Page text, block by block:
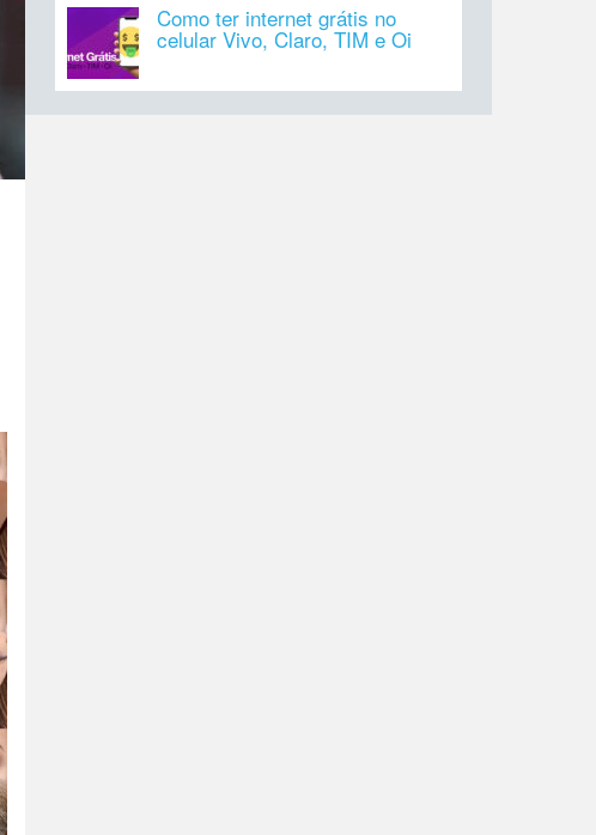
Como ter internet grátis no
celular Vivo, Claro, TIM e Oi